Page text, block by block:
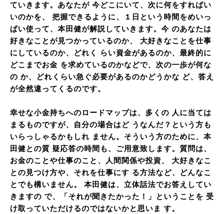
ていきます。あなたが 今どこにいて、次に何をすればい
いのかを、 把握できるように、１日という時間をめいっ
ぱい使って、本田健が解説していきます。今 のあなたは
好きなことが見つかっているのか、 大好きなことを仕事
にしているのか、どれく らい資金があるのか、最終的に
どこまでお金 を求めているのかなどで、次の一歩が何な
の か、どれくらい急ぐ必要があるのかどうかな ど、答え
が全然違ってくるのです。
幸せな小金持ちへのロードマップは、多くの 人に当ては
まるものですが、自分の場合はど うなんだ？という方も
いらっしゃるかもしれ ません。そういう方のために、本
田健との質 疑応答の時間も、ご用意致します。質問は、
お金のことや仕事のこと、人間関係や投資、 大好きなこ
との見つけ方や、それを仕事にす る方法など、どんなこ
とでも構いません。 本田健は、立体話法でお答えしてい
きますの で、「それが聞きたかった！」ということを 受
け取っていただけるのではないかと思いま す。